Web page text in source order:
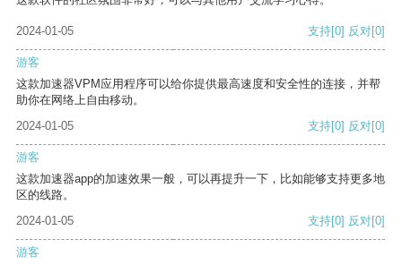
2024-01-05 支持[0] 反对[0]
游客
这款加速器VPM应用程序可以给你提供最高速度和安全性的连接，并帮
助你在网络上自由移动。
2024-01-05
支持[0] 反对[0]
游客
这款加速器app的加速效果一般，可以再提升一下，比如能够支持更多地
区的线路。
2024-01-05
支持[0] 反对[0]
游客